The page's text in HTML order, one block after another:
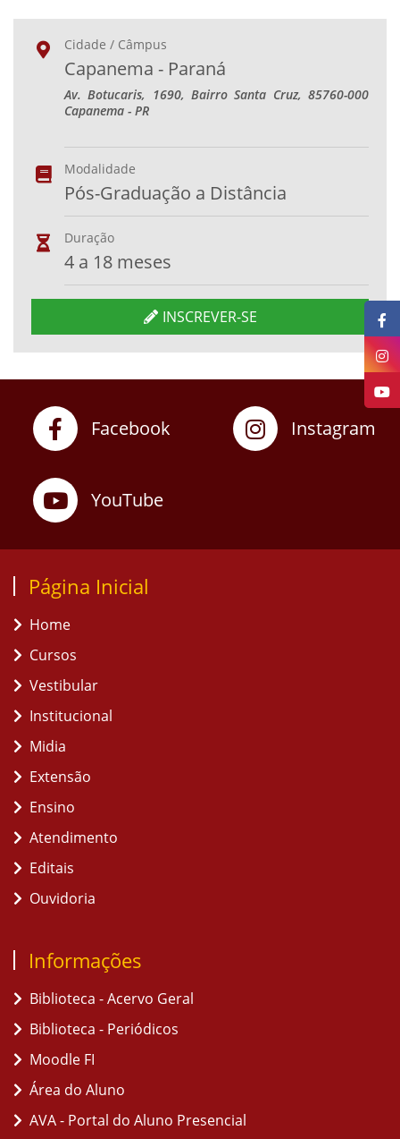
Cidade / Câmpus
Capanema - Paraná
Av. Botucaris, 1690, Bairro Santa Cruz, 85760-000
Capanema - PR
Modalidade
Pós-Graduação a Distância
Duração
4 a 18 meses
INSCREVER-SE
Facebook Instagram
YouTube
Página Inicial
Home
Cursos
Vestibular
Institucional
Midia
Extensão
Ensino
Atendimento
Editais
Ouvidoria
Informações
Biblioteca - Acervo Geral
Biblioteca - Periódicos
Moodle FI
Área do Aluno
AVA - Portal do Aluno Presencial